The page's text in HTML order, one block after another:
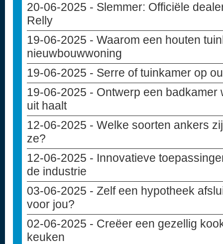
20-06-2025 - Slemmer: Officiële
Relly
19-06-2025 - Waarom een houten
nieuwbouwwoning
19-06-2025 - Serre of tuinkamer op
19-06-2025 - Ontwerp een badkamer
uit haalt
12-06-2025 - Welke soorten ankers
ze?
12-06-2025 - Innovatieve
de industrie
03-06-2025 - Zelf een hypotheek
voor jou?
02-06-2025 - Creëer een gezellig
keuken